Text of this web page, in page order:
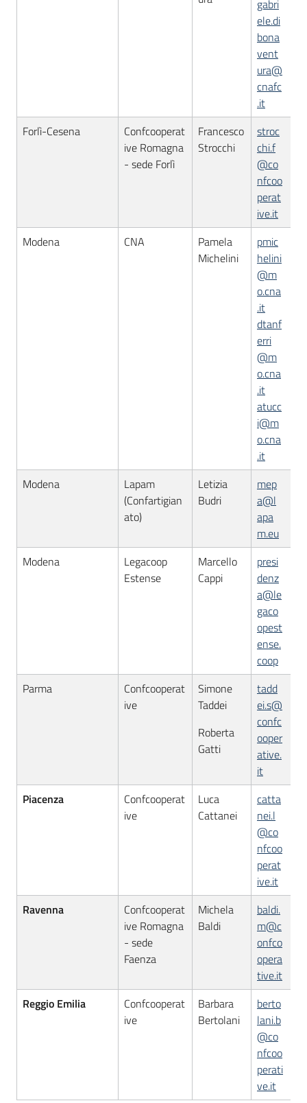
gabri
ele.di
bona
vent
ura@
cnafc
.it
Forlì-Cesena
Confcooperat
ive Romagna
- sede Forlì
Francesco
Strocchi
stroc
chi.f
@co
nfcoo
perat
ive.it
Modena
CNA
Pamela
Michelini
pmic
helini
@m
o.cna
.it
dtanf
erri
@m
o.cna
.it
atucc
i@m
o.cna
.it
Modena
Lapam
(Confartigian
ato)
Letizia
Budri
mep
a@l
apa
m.eu
Modena
Legacoop
Estense
Marcello
Cappi
presi
denz
a@le
gaco
opest
ense.
coop
Parma
Confcooperat
ive
Simone
Taddei
Roberta
Gatti
tadd
ei.s@
confc
ooper
ative.
it
Piacenza
Confcooperat
ive
Luca
Cattanei
catta
nei.l
@co
nfcoo
perat
ive.it
Ravenna
Confcooperat
ive Romagna
- sede
Faenza
Michela
Baldi
baldi.
m@c
onfco
opera
tive.it
Reggio Emilia
Confcooperat
ive
Barbara
Bertolani
berto
lani.b
@co
nfcoo
perati
ve.it